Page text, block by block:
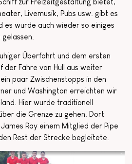
Livemusik, Pubs usw. gibt es
es wurde auch wieder so einiges
Überfahrt und dem ersten
der Fähre von Hull aus weiter
paar Zwischenstopps in den
und Washington erreichten wir
Hier wurde traditionell
die Grenze zu gehen. Dort
Ray einem Mitglied der Pipe
Rest der Strecke begleitete.